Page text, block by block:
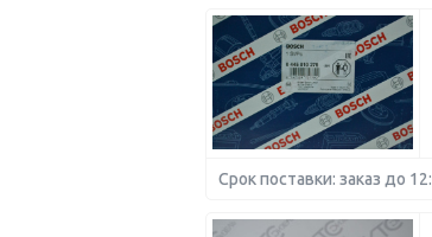
Срок поставки: заказ до